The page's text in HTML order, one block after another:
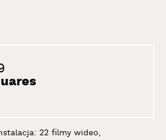
22 filmy wideo,